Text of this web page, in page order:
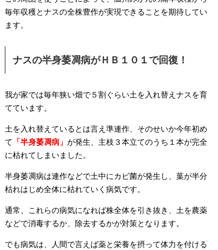
毎年収穫とナスの全株豊作が実現できることを期待してい
ます。
ナスの半身萎凋病がＨＢ１０１で回復！
我が家では毎年狭い畑で５割ぐらい土を入れ替えナスを育
てています。
土を入れ替えているとは言え準連作、そのせいか今年初め
て
「半身萎凋病」 が発生、主枝３本立てのうち１本が完全
に枯れてしまいました。
半身萎凋病は連作などで土中にカビ菌が発生し、葉が半分
枯れはじめ全体に枯れていく病気です。
通常、これらの病気になれば株全体を引き抜き、土を農薬
などで消毒するか、除去するかが対策となります。
でも病気は、人間で言えば薬と栄養を摂って体力を付ける